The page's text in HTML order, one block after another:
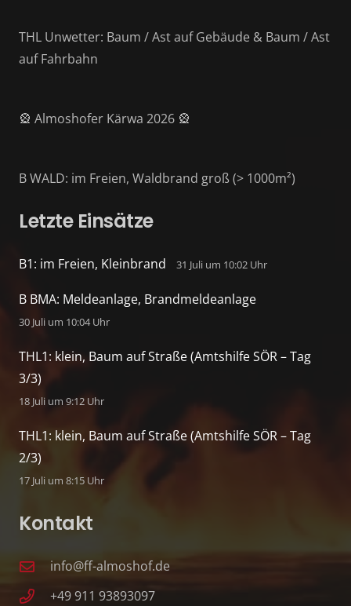
THL Unwetter: Baum / Ast auf Gebäude & Baum / Ast
auf Fahrbahn
🎡 Almoshofer Kärwa 2026 🎡
B WALD: im Freien, Waldbrand groß (> 1000m²)
Letzte Einsätze
B1: im Freien, Kleinbrand 31 Juli um 10:02 Uhr
B BMA: Meldeanlage, Brandmeldeanlage
30 Juli um 10:04 Uhr
THL1: klein, Baum auf Straße (Amtshilfe SÖR – Tag
3/3)
18 Juli um 9:12 Uhr
THL1: klein, Baum auf Straße (Amtshilfe SÖR – Tag
2/3)
17 Juli um 8:15 Uhr
Kontakt
info@ff-almoshof.de
+49 911 93893097